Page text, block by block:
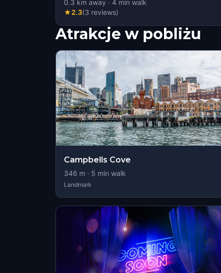
0.3 km away · 4 min walk
★2.3(3 reviews)
Atrakcje w pobliżu
Campbells Cove
346 m · 5 min walk
Landmark